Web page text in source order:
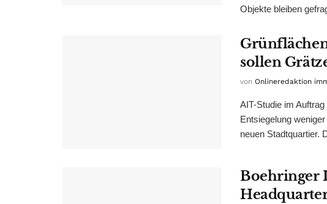
Objekte bleiben
sollen
von Onlineredaktion
AIT-Studie im
Entsiegelung
neuen Stadtquartier.
Boehringer